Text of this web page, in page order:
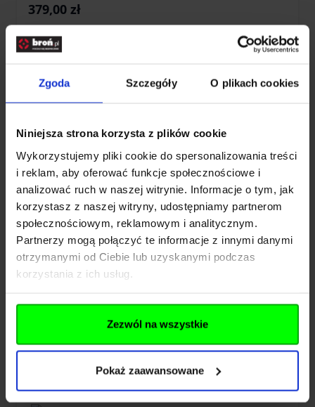
Zgoda Szczegóły O plikach cookies
Niniejsza strona korzysta z plików cookie
Wykorzystujemy pliki cookie do spersonalizowania treści
i reklam, aby oferować funkcje społecznościowe i
analizować ruch w naszej witrynie. Informacje o tym, jak
korzystasz z naszej witryny, udostępniamy partnerom
społecznościowym, reklamowym i analitycznym.
Partnerzy mogą połączyć te informacje z innymi danymi
otrzymanymi od Ciebie lub uzyskanymi podczas
korzystania z ich usług.
Zezwól na wszystkie
Pokaż zaawansowane
379,00 zł
Brak w magazynie
Butelka filtrująca Grayl Ultralight
Compact czarna (536-006)